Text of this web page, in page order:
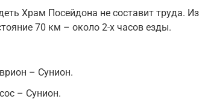
Храм Посейдона не составит труда. Из
70 км – около 2-х часов езды.
– Сунион.
– Сунион.